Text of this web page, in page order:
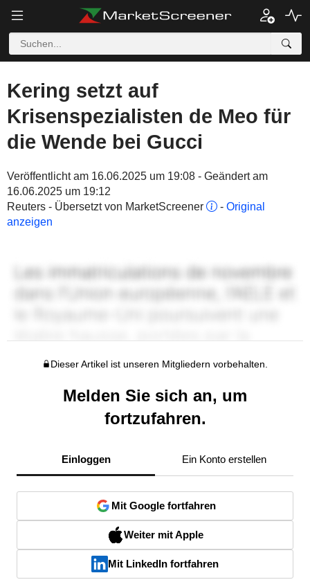
Kering setzt auf
Krisenspezialisten de Meo für
die Wende bei Gucci
Veröffentlicht am 16.06.2025 um 19:08 - Geändert am
16.06.2025 um 19:12
Reuters - Übersetzt von MarketScreener
- Original
anzeigen
Dieser Artikel ist unseren Mitgliedern vorbehalten.
Melden Sie sich an, um
fortzufahren.
Einloggen Ein Konto erstellen
Mit Google fortfahren
Weiter mit Apple
Mit LinkedIn fortfahren